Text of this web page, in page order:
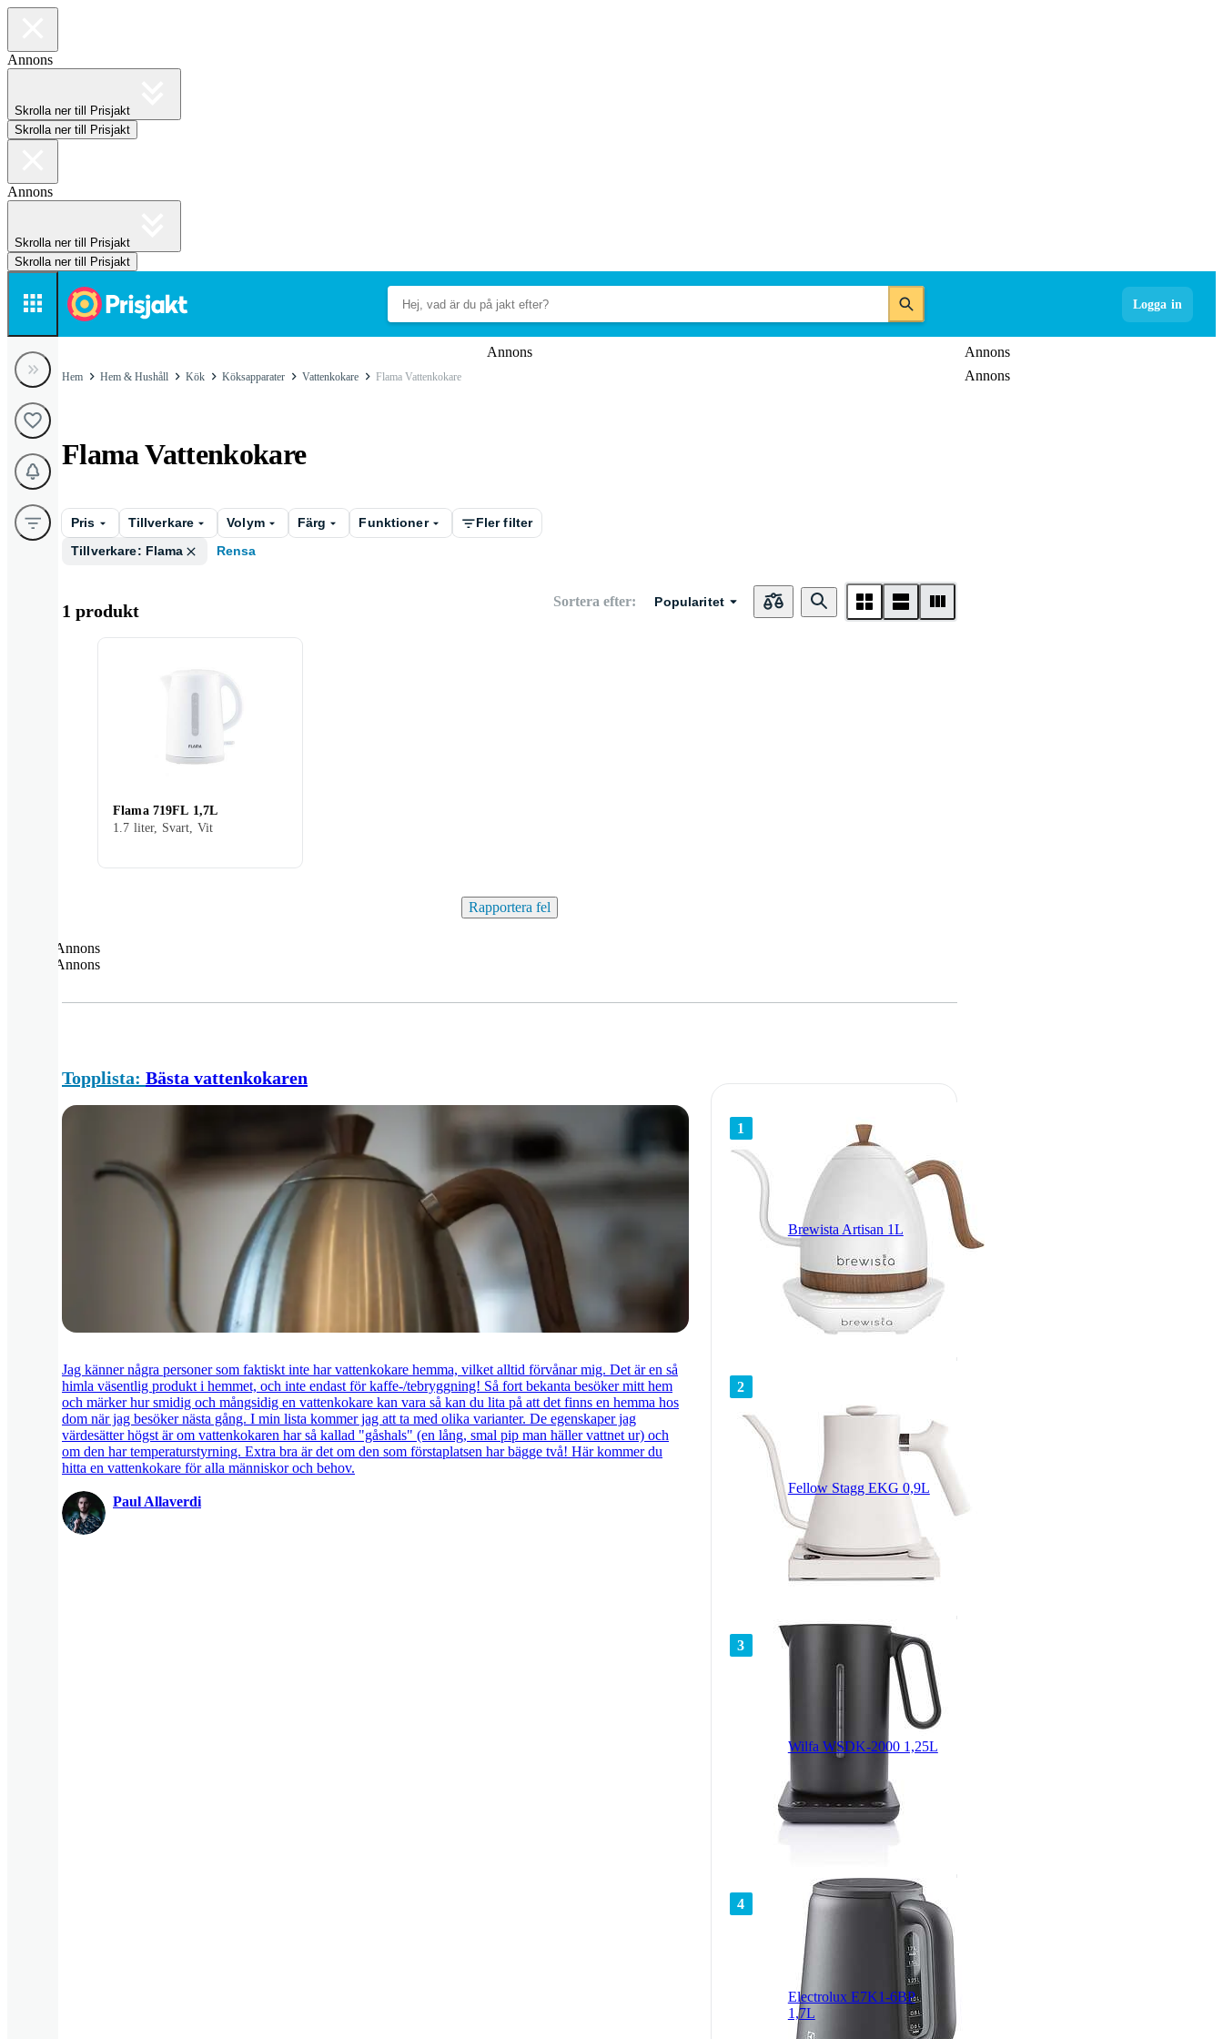
Annons
Skrolla ner till Prisjakt
Skrolla ner till Prisjakt
Annons
Skrolla ner till Prisjakt
Skrolla ner till Prisjakt
Logga in
Annons
Annons
Annons
Hem Hem & Hushåll Kök Köksapparater Vattenkokare Flama Vattenkokare
Flama Vattenkokare
Pris Tillverkare Volym Färg Funktioner
Fler filter
Tillverkare: Flama
Rensa
1 produkt Sortera efter: Popularitet
Flama 719FL 1,7L
1.7 liter, Svart, Vit
Rapportera fel
Annons
Annons
Topplista: Bästa vattenkokaren
Jag känner några personer som faktiskt inte har vattenkokare hemma, vilket alltid förvånar mig. Det är en så
himla väsentlig produkt i hemmet, och inte endast för kaffe-/tebryggning! Så fort bekanta besöker mitt hem
och märker hur smidig och mångsidig en vattenkokare kan vara så kan du lita på att det finns en hemma hos
dom när jag besöker nästa gång. I min lista kommer jag att ta med olika varianter. De egenskaper jag
värdesätter högst är om vattenkokaren har så kallad "gåshals" (en lång, smal pip man häller vattnet ur) och
om den har temperaturstyrning. Extra bra är det om den som förstaplatsen har bägge två! Här kommer du
hitta en vattenkokare för alla människor och behov.
Paul Allaverdi
1
Brewista Artisan 1L
2
Fellow Stagg EKG 0,9L
3
Wilfa WSDK-2000 1,25L
4
Electrolux E7K1-6BP
1,7L